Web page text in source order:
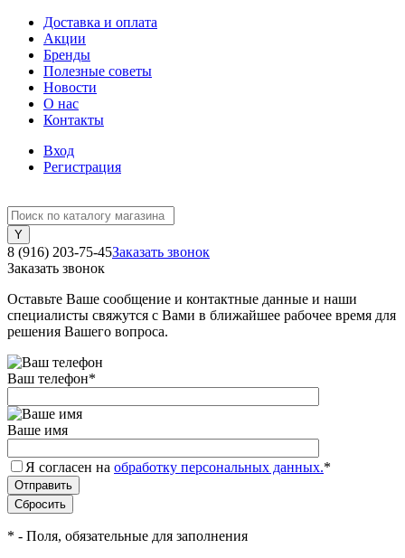
Доставка и оплата
Акции
Бренды
Полезные советы
Новости
О нас
Контакты
Вход
Регистрация
8 (916) 203-75-45Заказать звонок
Заказать звонок
Оставьте Ваше сообщение и контактные данные и наши
специалисты свяжутся с Вами в ближайшее рабочее время для
решения Вашего вопроса.
Ваш телефон*
Ваше имя
Я согласен на обработку персональных данных.*
* - Поля, обязательные для заполнения